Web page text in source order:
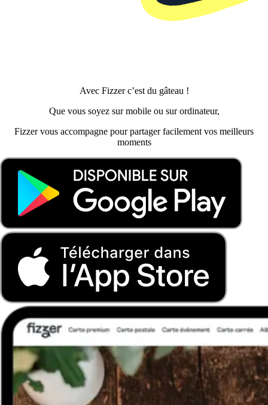
Avec Fizzer c’est du gâteau !
Que vous soyez sur mobile ou sur ordinateur,
Fizzer vous accompagne pour partager facilement vos meilleurs
moments